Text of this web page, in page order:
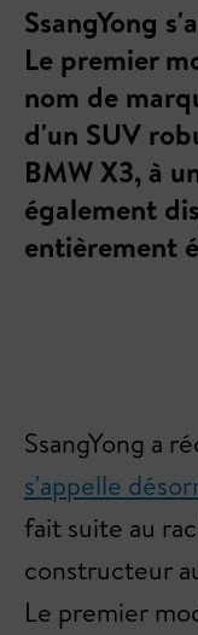
SsangYong
Le premier
nom de
d'un SUV
BMW X3, à
également
entièrement
SsangYong a
s'appelle
fait suite au
constructeur
Le premier